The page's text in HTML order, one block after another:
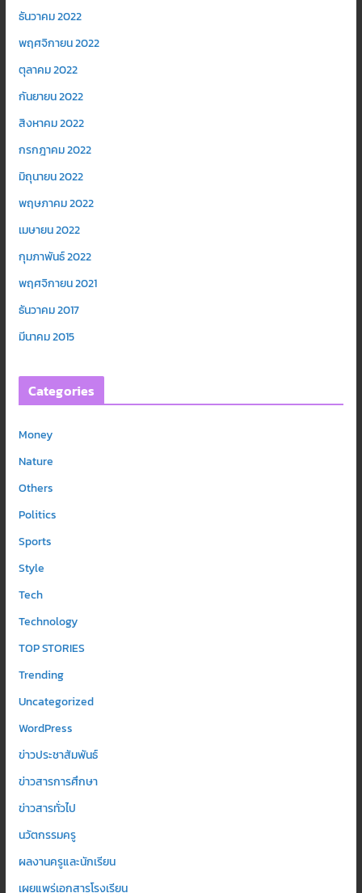
ธันวาคม 2022
พฤศจิกายน 2022
ตุลาคม 2022
กันยายน 2022
สิงหาคม 2022
กรกฎาคม 2022
มิถุนายน 2022
พฤษภาคม 2022
เมษายน 2022
กุมภาพันธ์ 2022
พฤศจิกายน 2021
ธันวาคม 2017
มีนาคม 2015
Categories
Money
Nature
Others
Politics
Sports
Style
Tech
Technology
TOP STORIES
Trending
Uncategorized
WordPress
ข่าวประชาสัมพันธ์
ข่าวสารการศึกษา
ข่าวสารทั่วไป
นวัตกรรมครู
ผลงานครูและนักเรียน
เผยแพร่เอกสารโรงเรียน